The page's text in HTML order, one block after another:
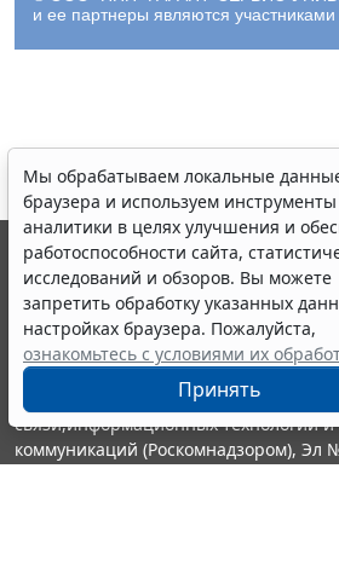
и ее партнеры являются
Мы обрабатываем локальные
браузера и используем инструменты
аналитики в целях улучшения и
работоспособности сайта,
исследований и обзоров. Вы можете
запретить обработку указанных
настройках браузера. Пожалуйста,
ознакомьтесь с условиями их
Принять
© ООО "НПП "ГАРАНТ-СЕРВИС", 2026.
выпускается с 1990 года. Компания
являются участниками Российской
информации ГАРАНТ.
Портал ГАРАНТ.РУ зарегистрирован в
издания Федеральной службой по
связи,информационных технологий и
коммуникаций (Роскомнадзором), Эл